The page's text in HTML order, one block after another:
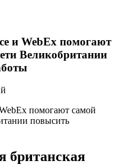
и WebEx помогают
Великобритании
британская